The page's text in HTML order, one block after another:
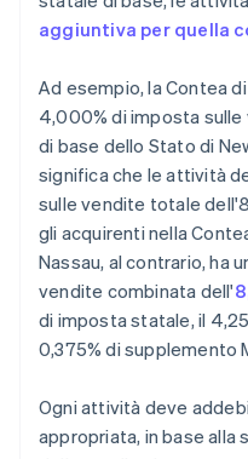
aggiuntiva per quella
Ad esempio, la Contea
4,000% di imposta
di base dello Stato di
significa che le attività
sulle vendite totale
gli acquirenti nella
Nassau, al contrario, ha
vendite combinata dell'
di imposta statale, il
0,375% di supplemento
Ogni attività deve
appropriata, in base alla